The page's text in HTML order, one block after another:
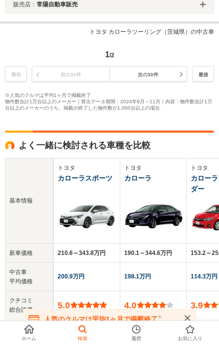
販売店： 常陽自動車販売
トヨタ カローラツーリング（茨城県）の中古車
1/2
最初 前の30件 次の30件 最後
※人気のクルマは平均1ヶ月で掲載終了
物件数合計1万台以上のメーカー｜算出データ期間：2024年9月～11月｜内容：物件数合計1万
台以上のメーカーのうち、掲載が終了した物件数が1,000台以上の場合
よく一緒に検討される車種を比較
基本情報
新車価格
中古車
平均価格
クチコミ
総合評価
乗車定員
トヨタ
カローラスポーツ
210.6～343.8万円
200.9万円
5.0
トヨタ
カローラ
190.1～344.6万円
198.1万円
4.0
5人
トヨタ
カロー
ダー
153.2～
114.3万円
3.9
5人
人気のクルマは平均1ヶ月で掲載終了※
在庫が無くなる前にお問い合わせください
ホーム 検索 履歴 お気に入り